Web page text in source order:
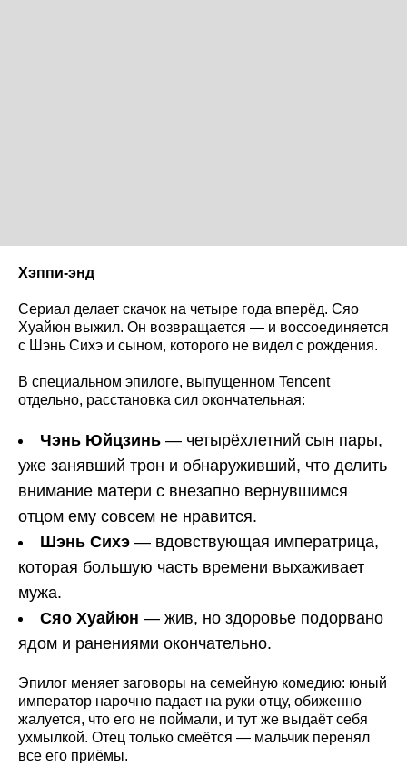
Хэппи-энд
Сериал делает скачок на четыре года вперёд. Сяо
Хуайюн выжил. Он возвращается — и воссоединяется
с Шэнь Сихэ и сыном, которого не видел с рождения.
В специальном эпилоге, выпущенном Tencent
отдельно, расстановка сил окончательная:
Чэнь Юйцзинь — четырёхлетний сын пары,
уже занявший трон и обнаруживший, что делить
внимание матери с внезапно вернувшимся
отцом ему совсем не нравится.
Шэнь Сихэ — вдовствующая императрица,
которая большую часть времени выхаживает
мужа.
Сяо Хуайюн — жив, но здоровье подорвано
ядом и ранениями окончательно.
Эпилог меняет заговоры на семейную комедию: юный
император нарочно падает на руки отцу, обиженно
жалуется, что его не поймали, и тут же выдаёт себя
ухмылкой. Отец только смеётся — мальчик перенял
все его приёмы.